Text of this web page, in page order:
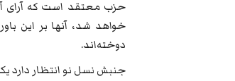
حزب معتقد است که آرای
دوخته‌اند.
جنبش نسل نو انتظار دارد یک کرسی در حلبچه و ۱۲ کرسی